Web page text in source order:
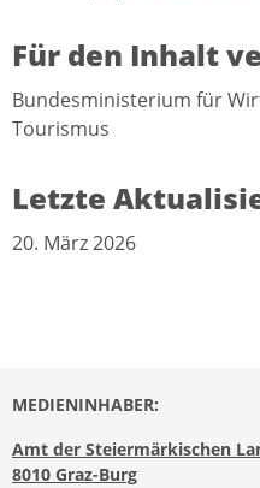
Für den Inhalt
Bundesministerium für
Tourismus
Letzte
20. März 2026
MEDIENINHABER:
Amt der Steiermärkischen
8010 Graz-Burg